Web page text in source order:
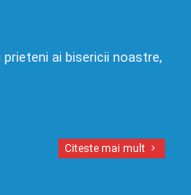
ai bisericii noastre,
Citeste mai mult